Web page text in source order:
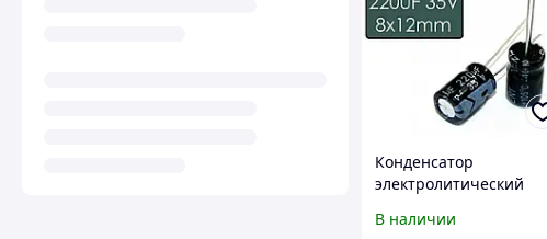
Конденсатор
электролитический
VENT 4000Hr 105°C
В наличии